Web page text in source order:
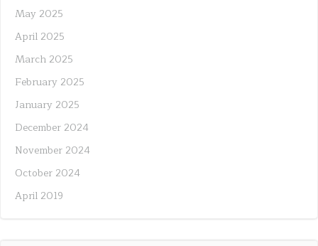
May 2025
April 2025
March 2025
February 2025
January 2025
December 2024
November 2024
October 2024
April 2019